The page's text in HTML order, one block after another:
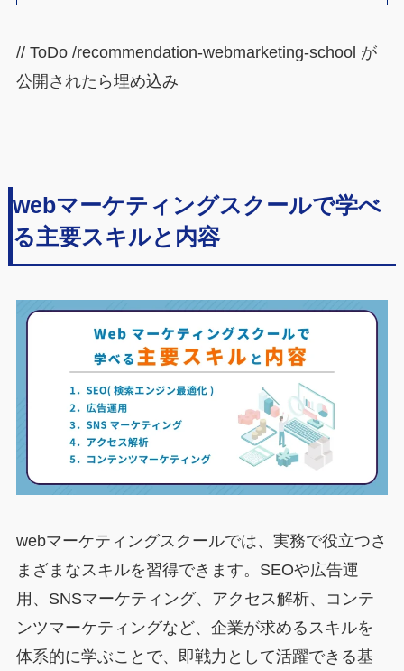
// ToDo /recommendation-webmarketing-school が
公開されたら埋め込み
webマーケティングスクールで学べ
る主要スキルと内容
webマーケティングスクールでは、実務で役立つさ
まざまなスキルを習得できます。SEOや広告運
用、SNSマーケティング、アクセス解析、コンテ
ンツマーケティングなど、企業が求めるスキルを
体系的に学ぶことで、即戦力として活躍できる基